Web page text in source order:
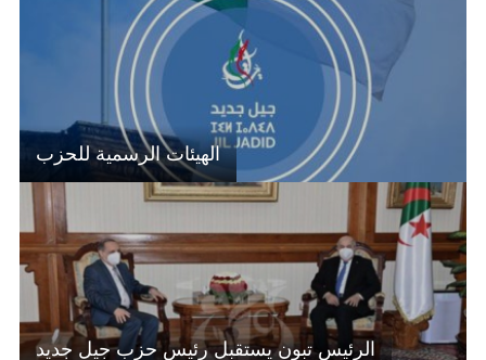
الهيئات الرسمية للحزب
الرئيس تبون يستقبل رئيس حزب جيل جديد